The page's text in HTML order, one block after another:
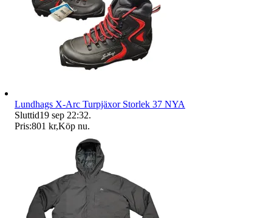
Lundhags X-Arc Turpjäxor Storlek 37 NYA
Sluttid19 sep 22:32.
Pris:801 kr,Köp nu.